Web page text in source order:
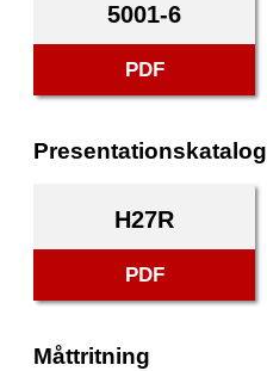
5001-6
PDF
Presentationskatalog
H27R
PDF
Måttritning